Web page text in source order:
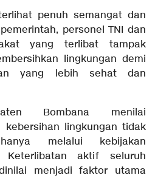
penuh semangat dan
personel TNI dan
yang terlibat tampak
lingkungan demi
yang lebih sehat dan
Bombana menilai
kebersihan lingkungan tidak
melalui kebijakan
Keterlibatan aktif seluruh
menjadi faktor utama